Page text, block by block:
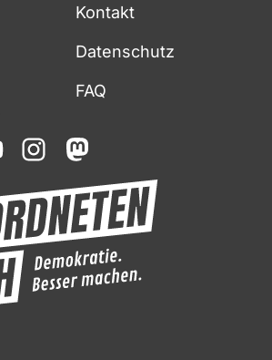
Kontakt
Datenschutz
FAQ
instagrammastodon